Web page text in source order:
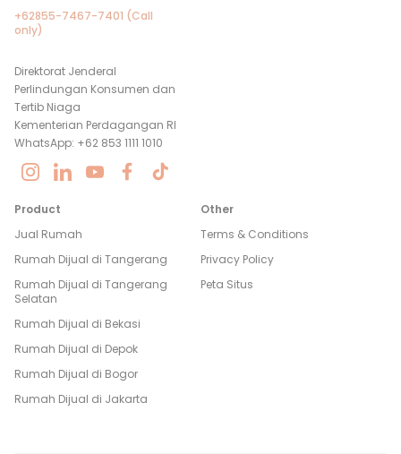
+62855-7467-7401 (Call
only)
Direktorat Jenderal
Perlindungan Konsumen dan
Tertib Niaga
Kementerian Perdagangan RI
WhatsApp: +62 853 1111 1010
Product
Jual Rumah
Rumah Dijual di Tangerang
Rumah Dijual di Tangerang
Selatan
Rumah Dijual di Bekasi
Rumah Dijual di Depok
Rumah Dijual di Bogor
Rumah Dijual di Jakarta
Other
Terms & Conditions
Privacy Policy
Peta Situs